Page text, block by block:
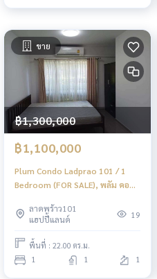
ขาย
฿1,300,000
฿1,100,000
Plum Condo Ladprao 101 / 1
Bedroom (FOR SALE), พลัม คอน
(ขาย) JSMN275
ลาดพร้าว101
แฮปปี้แลนด์
19
พื้นที่ : 22.00 ตร.ม.
1 1 1